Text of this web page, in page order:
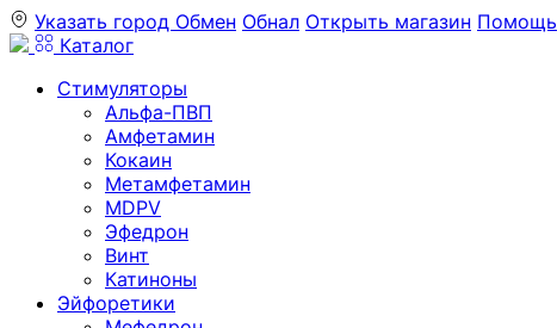
Указать город Обмен Обнал Открыть магазин Помощь
Каталог
Стимуляторы
Альфа-ПВП
Амфетамин
Кокаин
Метамфетамин
MDPV
Эфедрон
Винт
Катиноны
Эйфоретики